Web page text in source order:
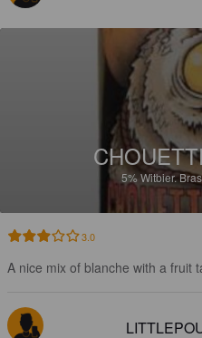
5%Witbier.
3.0
A nice mix of blanche with a fruit